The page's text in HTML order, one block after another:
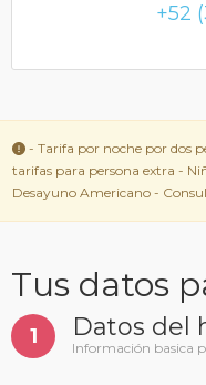
- Tarifa por noche por dos
tarifas para persona extra -
Desayuno Americano -
Tus datos
1 Datos del
Información basica
+52